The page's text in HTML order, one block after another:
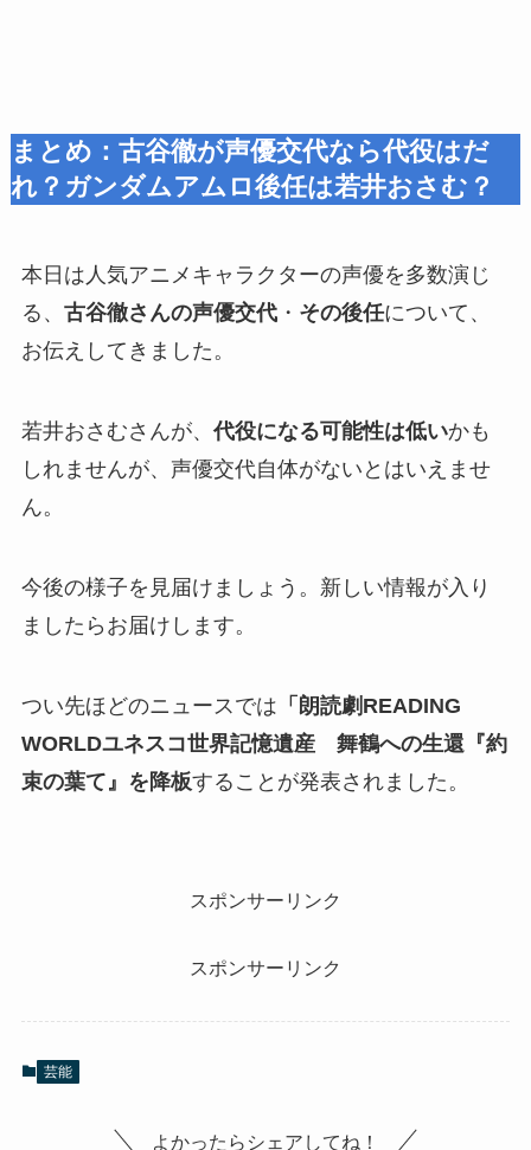
まとめ：古谷徹が声優交代なら代役はだ
れ？ガンダムアムロ後任は若井おさむ？
本日は人気アニメキャラクターの声優を多数演じ
る、 古谷徹さんの声優交代・ その後任について、
お伝えしてきました。
若井おさむさんが、 代役になる可能性は低いかも
しれませんが、声優交代自体がないとはいえませ
ん。
今後の様子を見届けましょう。新しい情報が入り
ましたらお届けします。
つい先ほどのニュースでは 「朗読劇READING
WORLDユネスコ世界記憶遺産 舞鶴への生還『約
束の葉て』を降板することが発表されました。
スポンサーリンク
スポンサーリンク
芸能
よかったらシェアしてね！